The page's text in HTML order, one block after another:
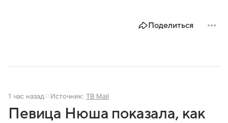
Поделиться
1 час назад Источник: ТВ Mail
Певица Нюша показала, как